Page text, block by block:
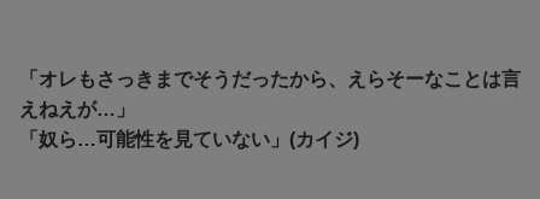
「オレもさっきまでそうだったから、えらそーなことは言
えねえが…」
「奴ら…可能性を見ていない」(カイジ)